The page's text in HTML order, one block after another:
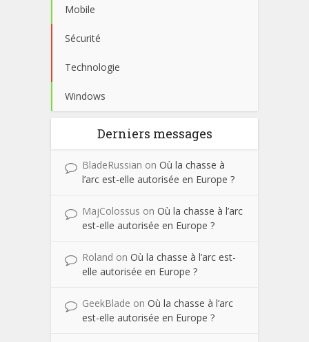
Mobile
Sécurité
Technologie
Windows
Derniers messages
BladeRussian on Où la chasse à
l’arc est-elle autorisée en Europe ?
MajColossus on Où la chasse à l’arc
est-elle autorisée en Europe ?
Roland on Où la chasse à l’arc est-
elle autorisée en Europe ?
GeekBlade on Où la chasse à l’arc
est-elle autorisée en Europe ?